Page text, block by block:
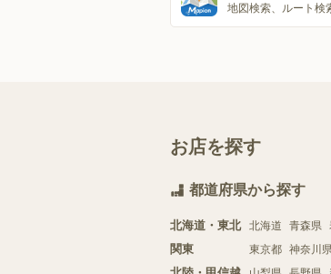
地図検索、ルート検
お店を探す
都道府県から探す
北海道・東北 北海道 青森県
関東 東京都 神奈川